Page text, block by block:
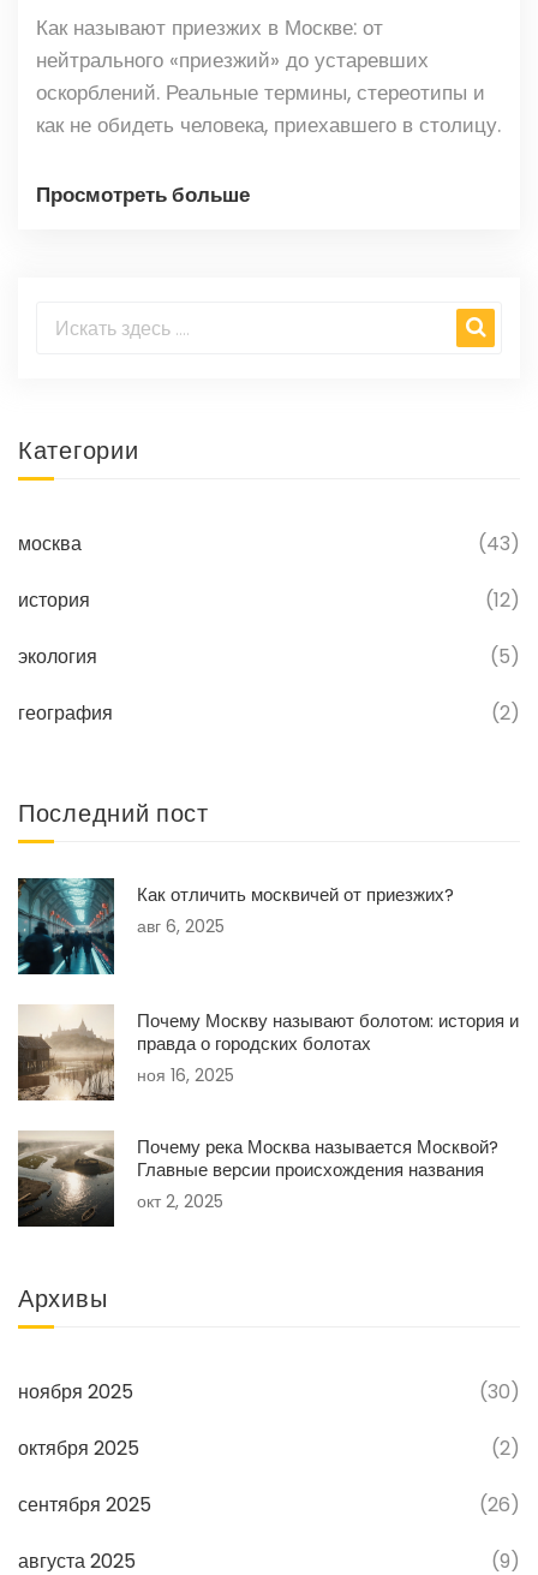
Как называют приезжих в Москве: от
нейтрального «приезжий» до устаревших
оскорблений. Реальные термины, стереотипы и
как не обидеть человека, приехавшего в столицу.
Просмотреть больше
Категории
москва (43)
история (12)
экология (5)
география (2)
Последний пост
Как отличить москвичей от приезжих?
авг 6, 2025
Почему Москву называют болотом: история и
правда о городских болотах
ноя 16, 2025
Почему река Москва называется Москвой?
Главные версии происхождения названия
окт 2, 2025
Архивы
ноября 2025 (30)
октября 2025 (2)
сентября 2025 (26)
августа 2025 (9)